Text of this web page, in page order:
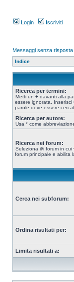
Login Iscriviti
Messaggi senza risposta
Indice
Ricerca per termini:
Metti un + davanti alla
essere ignorata.
parole deve essere
Ricerca per autore:
Usa * come
Ricerca nei forum:
Seleziona il/i forum in
forum principale e abilita
Cerca nei subforum:
Ordina risultati per:
Limita risultati a: